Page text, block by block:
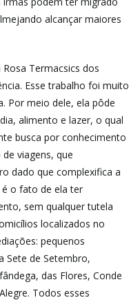
alcançar maiores
Rosa Termacsics dos
Esse trabalho foi muito
Por meio dele, ela pôde
alimento e lazer, o qual
busca por conhecimento
viagens, que
dado que complexifica a
o fato de ela ter
sem qualquer tutela
localizados no
pequenos
Sete de Setembro,
das Flores, Conde
Todos esses